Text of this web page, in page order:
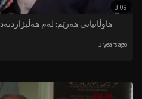
3:09
هاوڵاتیانی هەرێم: لەم
3 years ago